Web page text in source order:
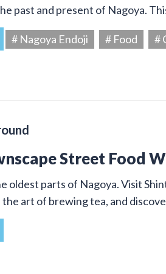
past and present of Nagoya.
# Nagoya Endoji # Food #
Street Food
oldest parts of Nagoya. Visit
art of brewing tea, and